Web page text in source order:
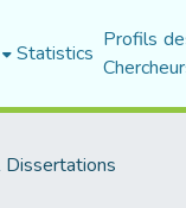
Statistics Profils